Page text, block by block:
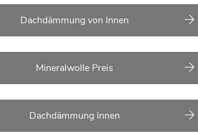
Dachdämmung von Innen
Mineralwolle Preis
Dachdämmung Innen